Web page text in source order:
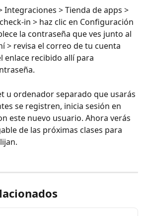
Integraciones > Tienda de apps >
in > haz clic en Configuración
la contraseña que ves junto al
> revisa el correo de tu cuenta
enlace recibido allí para
u ordenador separado que usarás
se registren, inicia sesión en
este nuevo usuario. Ahora verás
de las próximas clases para